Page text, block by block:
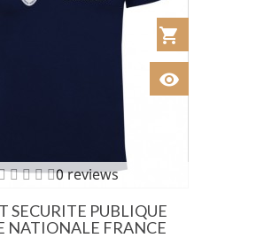
0 reviews
SECURITE PUBLIQUE
NATIONALE FRANCE
shopping_cart
visibility